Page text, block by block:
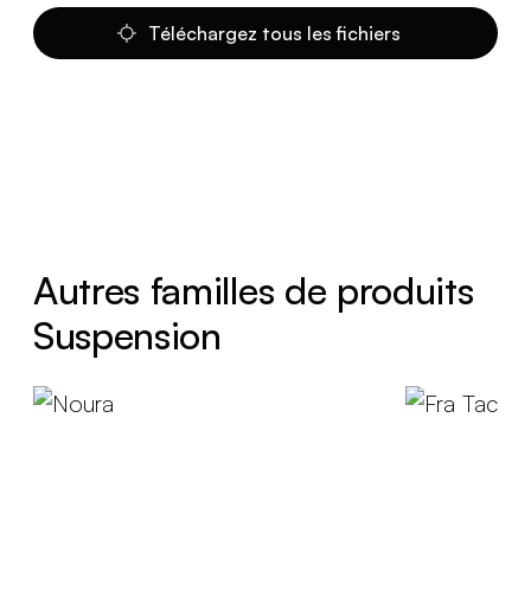
Téléchargez tous les fichiers
Autres familles de produits
Suspension